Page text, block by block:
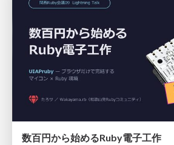
数百円から始めるRuby電子工作